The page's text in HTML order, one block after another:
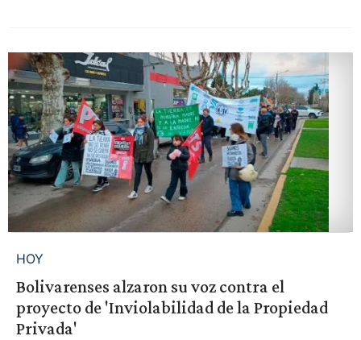
HOY
Bolivarenses alzaron su voz contra el
proyecto de 'Inviolabilidad de la Propiedad
Privada'